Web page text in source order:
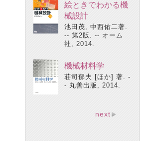
絵ときでわかる機
械設計
池田茂, 中西佑二著.
-- 第2版. -- オーム
社, 2014.
機械材料学
荘司郁夫 [ほか] 著. -
- 丸善出版, 2014.
next